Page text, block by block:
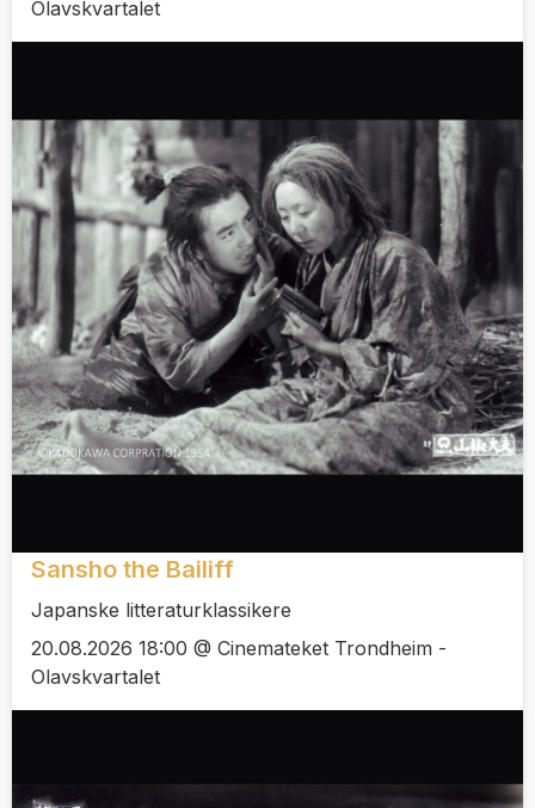
Olavskvartalet
Sansho the Bailiff
Japanske litteraturklassikere
20.08.2026 18:00 @ Cinemateket Trondheim -
Olavskvartalet